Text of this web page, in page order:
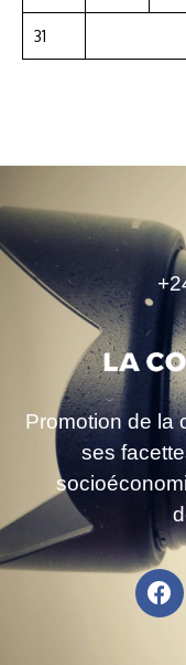
31
Promotion de la
ses